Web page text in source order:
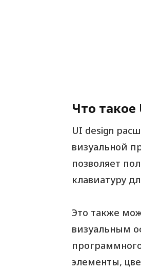
Что
UI design
визуальной
позволяет
клавиатуру
Это также
визуальным
элементы,